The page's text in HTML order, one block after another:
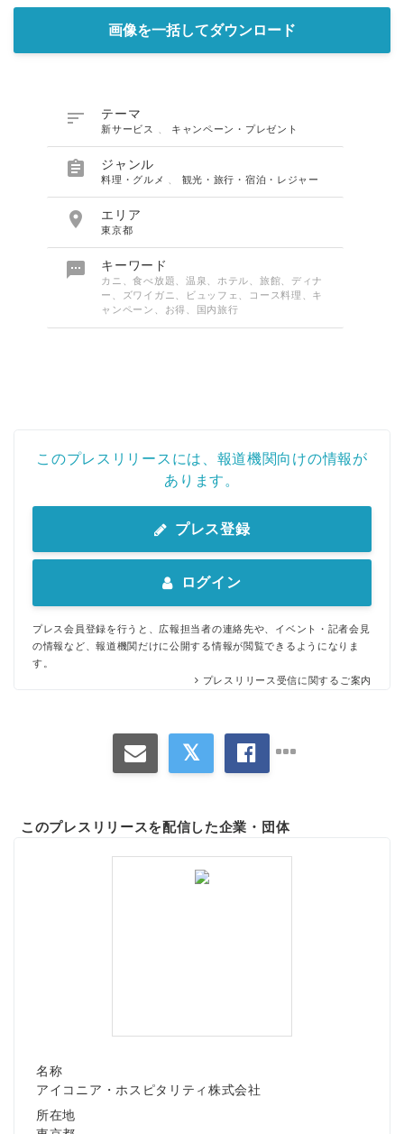
画像を一括してダウンロード
 テーマ
新サービス キャンペーン・プレゼント
 ジャンル
料理・グルメ 観光・旅行・宿泊・レジャー
 エリア
東京都
 キーワード
カニ、食べ放題、温泉、ホテル、旅館、ディナ
ー、ズワイガニ、ビュッフェ、コース料理、キ
ャンペーン、お得、国内旅行
このプレスリリースには、報道機関向けの情報が
あります。
プレス登録
ログイン
プレス会員登録を行うと、広報担当者の連絡先や、イベント・記者会見
の情報など、報道機関だけに公開する情報が閲覧できるようになりま
す。
プレスリリース受信に関するご案内
このプレスリリースを配信した企業・団体
名称
アイコニア・ホスピタリティ株式会社
所在地